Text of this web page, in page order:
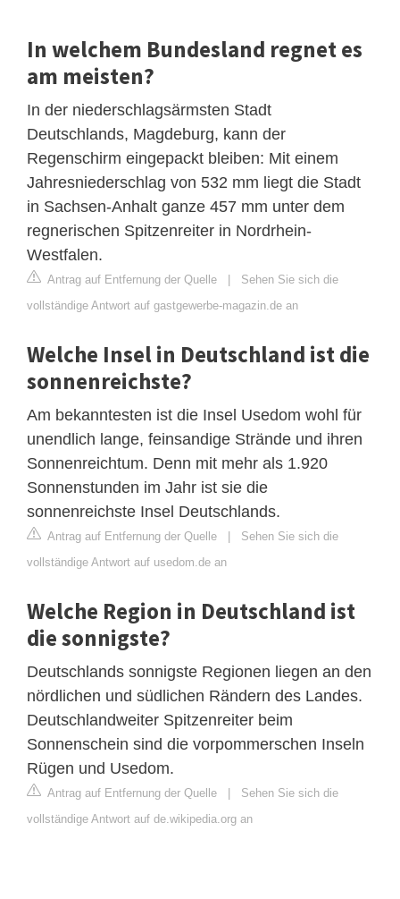
In welchem Bundesland regnet es
am meisten?
In der niederschlagsärmsten Stadt
Deutschlands, Magdeburg, kann der
Regenschirm eingepackt bleiben: Mit einem
Jahresniederschlag von 532 mm liegt die Stadt
in Sachsen-Anhalt ganze 457 mm unter dem
regnerischen Spitzenreiter in Nordrhein-
Westfalen.
Antrag auf Entfernung der Quelle | Sehen Sie sich die
vollständige Antwort auf gastgewerbe-magazin.de an
Welche Insel in Deutschland ist die
sonnenreichste?
Am bekanntesten ist die Insel Usedom wohl für
unendlich lange, feinsandige Strände und ihren
Sonnenreichtum. Denn mit mehr als 1.920
Sonnenstunden im Jahr ist sie die
sonnenreichste Insel Deutschlands.
Antrag auf Entfernung der Quelle | Sehen Sie sich die
vollständige Antwort auf usedom.de an
Welche Region in Deutschland ist
die sonnigste?
Deutschlands sonnigste Regionen liegen an den
nördlichen und südlichen Rändern des Landes.
Deutschlandweiter Spitzenreiter beim
Sonnenschein sind die vorpommerschen Inseln
Rügen und Usedom.
Antrag auf Entfernung der Quelle | Sehen Sie sich die
vollständige Antwort auf de.wikipedia.org an